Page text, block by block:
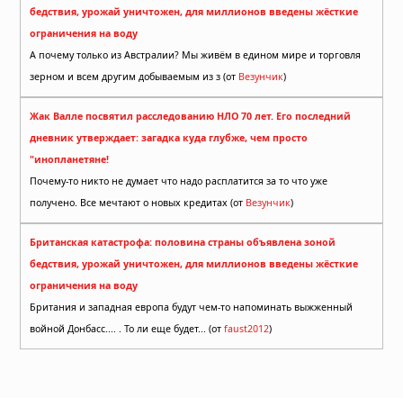
бедствия, урожай уничтожен, для миллионов введены жёсткие
ограничения на воду
А почему только из Австралии? Мы живём в едином мире и торговля
зерном и всем другим добываемым из з (от Везунчик)
Жак Валле посвятил расследованию НЛО 70 лет. Его последний
дневник утверждает: загадка куда глубже, чем просто
"инопланетяне!
Почему-то никто не думает что надо расплатится за то что уже
получено. Все мечтают о новых кредитах (от Везунчик)
Британская катастрофа: половина страны объявлена зоной
бедствия, урожай уничтожен, для миллионов введены жёсткие
ограничения на воду
Британия и западная европа будут чем-то напоминать выжженный
войной Донбасс.... . То ли еще будет... (от faust2012)